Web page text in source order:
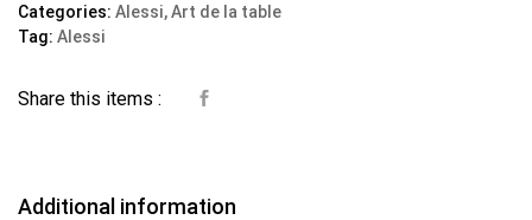
er à la
Categories: Alessi,Art de la table
Tag: Alessi
Share this items :
Additional information